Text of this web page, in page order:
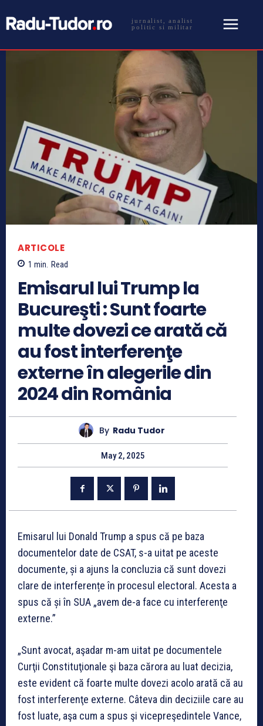
jurnalist, analist
politic si militar
ARTICOLE
1 min. Read
Emisarul lui Trump la
Bucureşti : Sunt foarte
multe dovezi ce arată că
au fost interferenţe
externe în alegerile din
2024 din România
By Radu Tudor
May 2, 2025
Emisarul lui Donald Trump a spus că pe baza
documentelor date de CSAT, s-a uitat pe aceste
documente, și a ajuns la concluzia că sunt dovezi
clare de interferențe în procesul electoral. Acesta a
spus că și în SUA „avem de-a face cu interferenţe
externe.”
„Sunt avocat, aşadar m-am uitat pe documentele
Curţii Constituţionale şi baza cărora au luat decizia,
este evident că foarte multe dovezi acolo arată că au
fost interferenţe externe. Câteva din deciziile care au
fost luate, aşa cum a spus şi vicepreşedintele Vance,